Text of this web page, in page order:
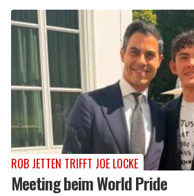
ROB JETTEN TRIFFT JOE LOCKE
Meeting beim World Pride